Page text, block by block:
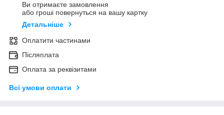
Ви отримаєте замовлення
або гроші повернуться на вашу картку
Детальніше
Оплатити частинами
Післяплата
Оплата за реквізитами
Всі умови оплати